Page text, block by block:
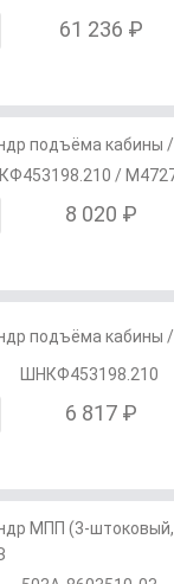
61 236 ₽
подъёма кабины /
/
8 020 ₽
подъёма кабины /
ШНКФ453198.210
6 817 ₽
МПП (3-